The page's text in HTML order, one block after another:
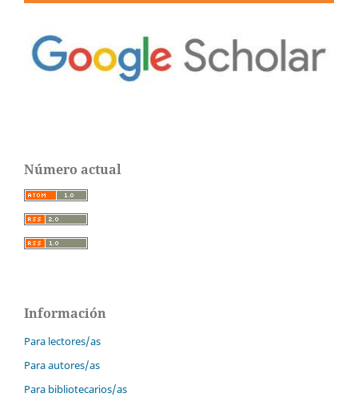
Número actual
Información
Para lectores/as
Para autores/as
Para bibliotecarios/as